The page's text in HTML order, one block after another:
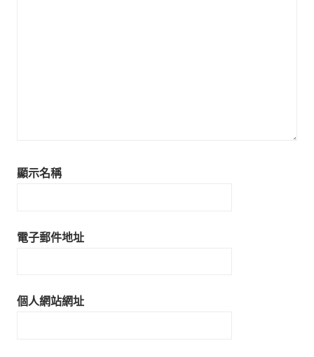
顯示名稱
電子郵件地址
個人網站網址